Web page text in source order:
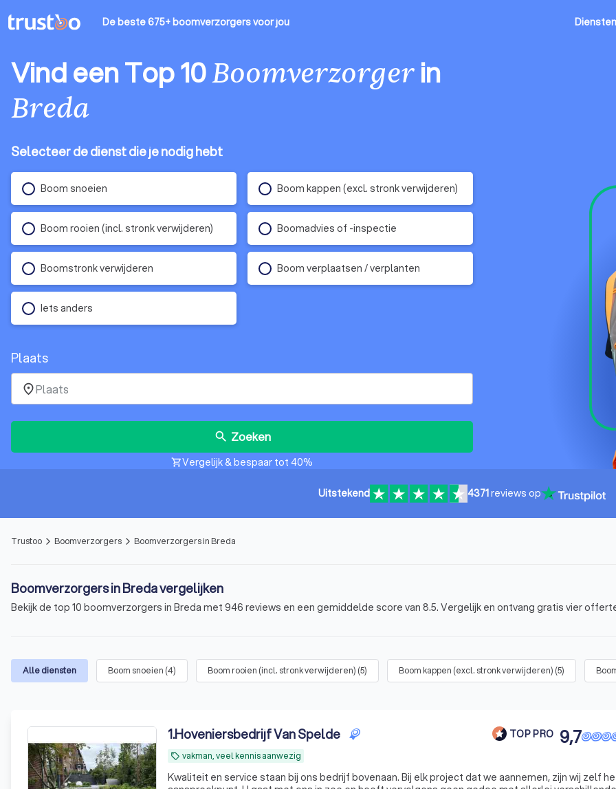
De beste 675+ boomverzorgersvoor jou Diensten
Vind een Top 10Boomverzorgerin
Breda
Selecteer de dienst die je nodig hebt
Boom snoeien Boom kappen (excl. stronk verwijderen)
Boom rooien (incl. stronk verwijderen) Boomadvies of -inspectie
Boomstronk verwijderen Boom verplaatsen / verplanten
Iets anders
Plaats
place
search Zoeken
shopping_cartVergelijk & bespaar tot 40%
Uitstekend 4371reviews op
Trustoo arrow_forward_ios Boomverzorgers arrow_forward_ios Boomverzorgers in Breda
Boomverzorgers in Breda vergelijken
Bekijk de top 10 boomverzorgers in Breda met 946 reviews en een gemiddelde score van 8.5. Vergelijk en ontvang gratis vier
Alle diensten Boom snoeien (4) Boom rooien (incl. stronk verwijderen) (5) Boom kappen (excl. stronk verwijderen) (5)
1.Hoveniersbedrijf Van Spelde TOP PRO
local_offer vakman, veel kennis aanwezig
9,7
Kwaliteit en service staan bij ons bedrijf bovenaan. Bij elk project dat we aannemen, zijn wij zelf